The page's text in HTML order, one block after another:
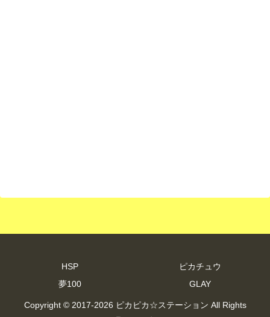
HSP
ピカチュウ
夢100
GLAY
Copyright © 2017-2026 ピカピカ☆ステーション All Rights